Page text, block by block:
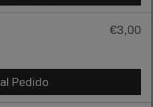
€3,00
Pedido